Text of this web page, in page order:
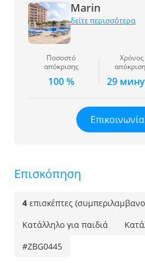
Marin
δείτε περισσότερα
Ποσοστό
απόκρισης
100 %
Χρόνος
29
Επισκόπηση
4 επισκέπτες
Κατάλληλο για παιδιά
#ZBG0445